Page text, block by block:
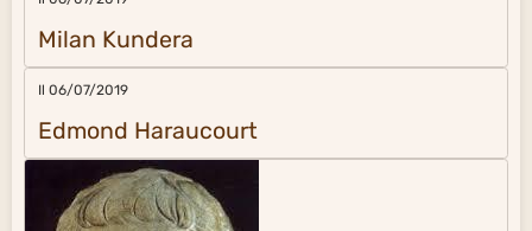
Milan Kundera
Il 06/07/2019
Edmond Haraucourt